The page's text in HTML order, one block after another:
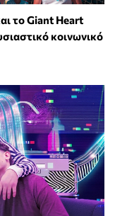
το Giant Heart
κοινωνικό